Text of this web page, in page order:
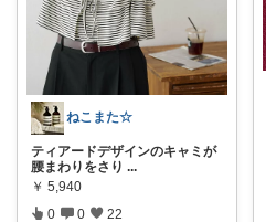
ねこまた☆
ティアードデザインのキャミが
腰まわりをさり ...
￥ 5,940
0 0 22